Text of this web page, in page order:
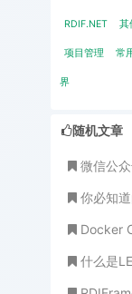
RDIF.NET 其
项目管理 常
界
随机文章
微信公众
你必知
Docker Compose部署
什么是